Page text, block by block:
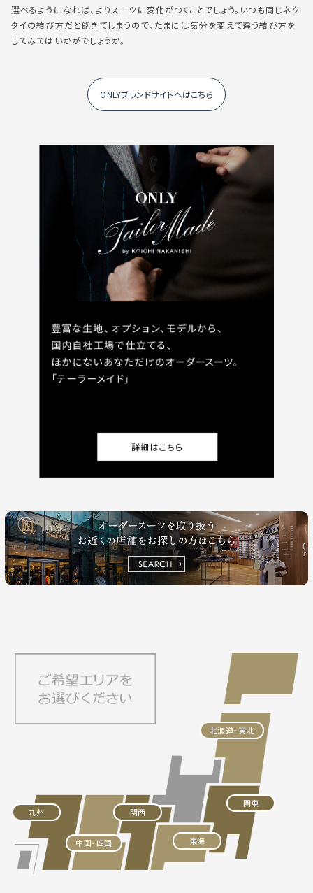
選べるようになれば、よりスーツに変化がつくことでしょう。いつも同じネク
タイの結び方だと飽きてしまうので、たまには気分を変えて違う結び方を
してみてはいかがでしょうか。
ONLYブランドサイトへはこちら
北海道・東北
関東
東海
関西
中国・四国
九州